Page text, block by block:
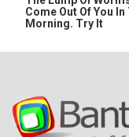
Come Out Of You In
Morning. Try It